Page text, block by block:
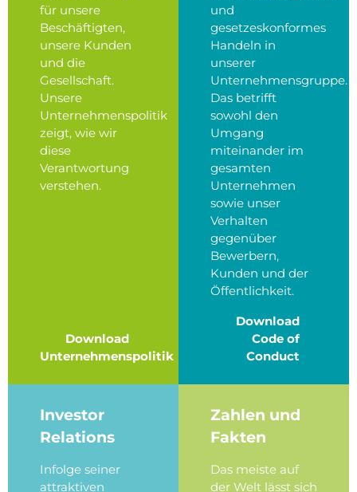
für unsere
Beschäftigten,
unsere Kunden
und die
Gesellschaft.
Unsere
Unternehmenspolitik
zeigt, wie wir
diese
Verantwortung
verstehen.
Download
Unternehmenspolitik
und
gesetzeskonformes
Handeln in
unserer
Unternehmensgruppe.
Das betrifft
sowohl den
Umgang
miteinander im
gesamten
Unternehmen
sowie unser
Verhalten
gegenüber
Bewerbern,
Kunden und der
Öffentlichkeit.
Download
Code of
Conduct
Investor
Relations
Infolge seiner
attraktiven
Zahlen und
Fakten
Das meiste auf
der Welt lässt sich